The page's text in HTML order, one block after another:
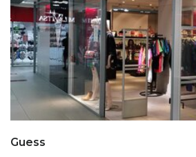
Guess